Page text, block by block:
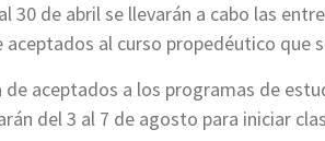
30 de abril se llevarán a cabo las
aceptados al curso propedéutico que
de aceptados a los programas de
del 3 al 7 de agosto para iniciar